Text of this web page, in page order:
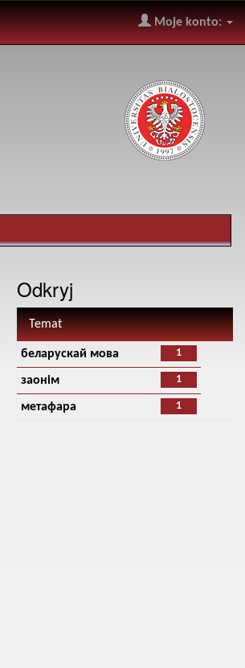
Moje konto:
Odkryj
Temat
1
беларускай мова
1
заонiм
1
метафара